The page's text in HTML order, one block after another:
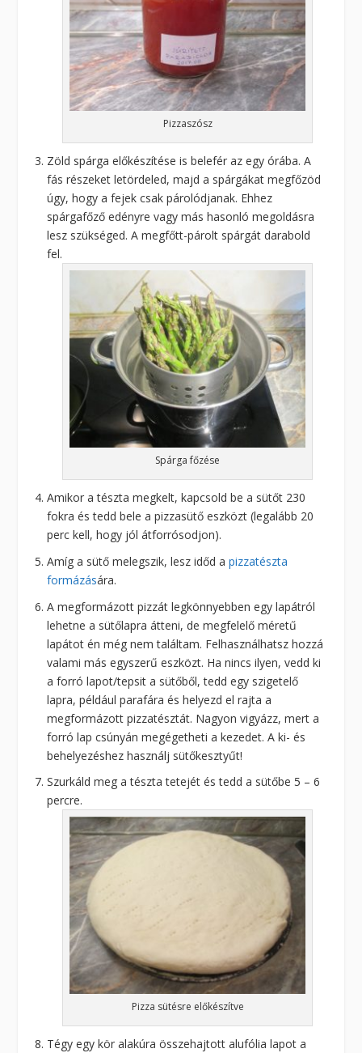
Pizzaszósz
Zöld spárga előkészítése is belefér az egy órába. A
fás részeket letördeled, majd a spárgákat megfőzöd
úgy, hogy a fejek csak párolódjanak. Ehhez
spárgafőző edényre vagy más hasonló megoldásra
lesz szükséged. A megfőtt-párolt spárgát darabold
fel.
Spárga főzése
Amikor a tészta megkelt, kapcsold be a sütőt 230
fokra és tedd bele a pizzasütő eszközt (legalább 20
perc kell, hogy jól átforrósodjon).
Amíg a sütő melegszik, lesz időd apizzatészta
formázására.
A megformázott pizzát legkönnyebben egy lapátról
lehetne a sütőlapra átteni, de megfelelő méretű
lapátot én még nem találtam. Felhasználhatsz hozzá
valami más egyszerű eszközt. Ha nincs ilyen, vedd ki
a forró lapot/tepsit a sütőből, tedd egy szigetelő
lapra, például parafára és helyezd el rajta a
megformázott pizzatésztát. Nagyon vigyázz, mert a
forró lap csúnyán megégetheti a kezedet. A ki- és
behelyezéshez használj sütőkesztyűt!
Szurkáld meg a tészta tetejét és tedd a sütőbe 5 – 6
percre.
Pizza sütésre előkészítve
Tégy egy kör alakúra összehajtott alufólia lapot a